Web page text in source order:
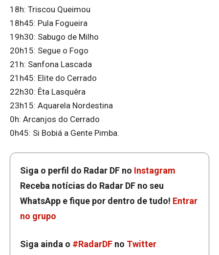
18h: Triscou Queimou
18h45: Pula Fogueira
19h30: Sabugo de Milho
20h15: Segue o Fogo
21h: Sanfona Lascada
21h45: Elite do Cerrado
22h30: Êta Lasquêra
23h15: Aquarela Nordestina
0h: Arcanjos do Cerrado
0h45: Si Bobiá a Gente Pimba.
Siga o perfil do Radar DF no Instagram
Receba notícias do Radar DF no seu
WhatsApp e fique por dentro de tudo! Entrar
no grupo
Siga ainda o #RadarDF no Twitter